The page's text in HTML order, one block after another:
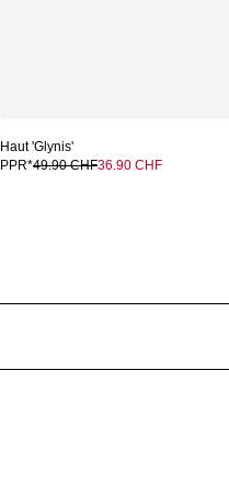
Haut 'Glynis'
PPR*49.90 CHF36.90 CHF